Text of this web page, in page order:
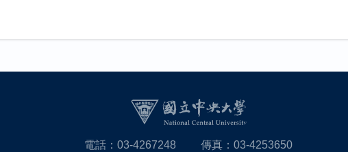
電話：03-4267248 傳真：03-4253650